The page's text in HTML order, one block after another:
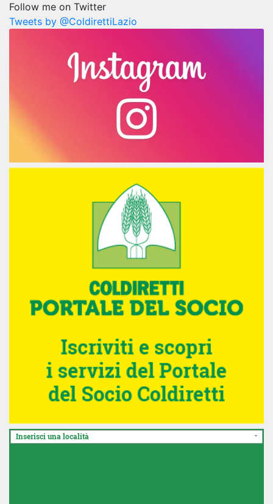
Follow me on Twitter
Tweets by @ColdirettiLazio
Inserisci una località